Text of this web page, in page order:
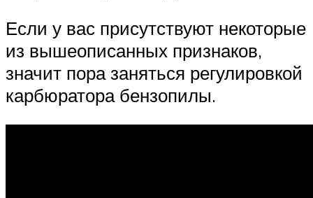
Если у вас присутствуют некоторые
из вышеописанных признаков,
значит пора заняться регулировкой
карбюратора бензопилы.